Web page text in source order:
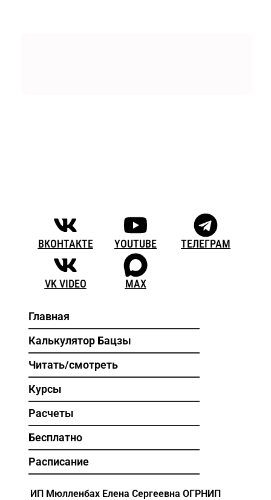
ВКОНТАКТЕ YOUTUBE ТЕЛЕГРАМ
VK VIDEO MAX
Главная
Калькулятор Бацзы
Читать/смотреть
Курсы
Расчеты
Бесплатно
Расписание
ИП Мюлленбах Елена Сергеевна ОГРНИП